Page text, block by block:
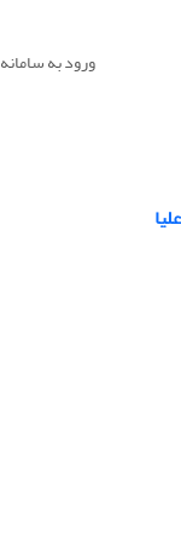
ورود به سامانه